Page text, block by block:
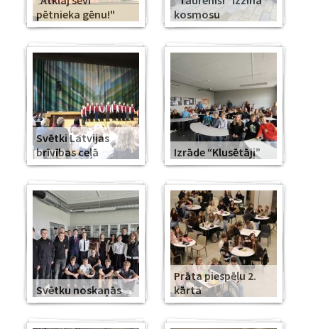
pētnieka gēnu!"
kosmosu
Svētki Latvijas
brīvības ceļā
Izrāde “Klusētāji”
Svētku noskaņās
Prāta piespēļu 2.
kārta